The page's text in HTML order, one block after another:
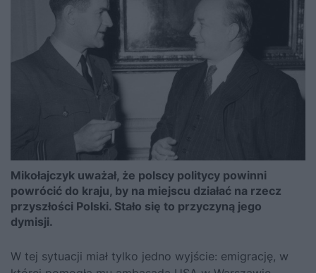
Mikołajczyk uważał, że polscy politycy powinni
powrócić do kraju, by na miejscu działać na rzecz
przyszłości Polski. Stało się to przyczyną jego
dymisji.
W tej sytuacji miał tylko jedno wyjście: emigrację, w